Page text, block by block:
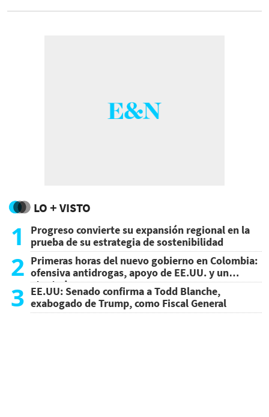
LO + VISTO
1
Progreso convierte su expansión regional en la
prueba de su estrategia de sostenibilidad
2 Primeras horas del nuevo gobierno en Colombia:
ofensiva antidrogas, apoyo de EE.UU. y un
atentado
3 EE.UU: Senado confirma a Todd Blanche,
exabogado de Trump, como Fiscal General